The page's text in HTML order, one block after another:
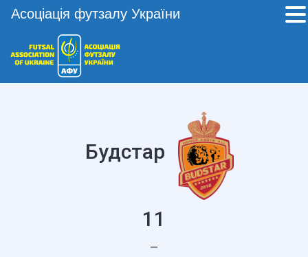
Будстар
11
—
Асоціація футзалу України